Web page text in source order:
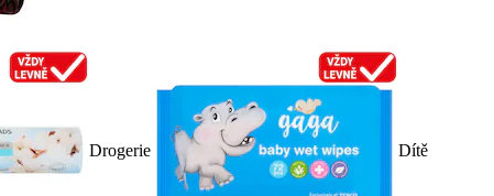
Drogerie Dítě